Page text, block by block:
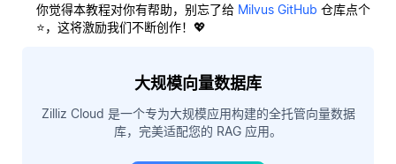
你觉得本教程对你有帮助，别忘了给 Milvus GitHub 仓库点个
⭐，这将激励我们不断创作！💖
大规模向量数据库
Zilliz Cloud 是一个专为大规模应用构建的全托管向量数据
库，完美适配您的 RAG 应用。